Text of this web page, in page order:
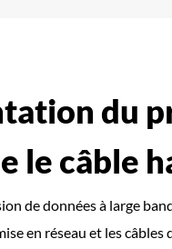
du
le câble
de données à large
en réseau et les